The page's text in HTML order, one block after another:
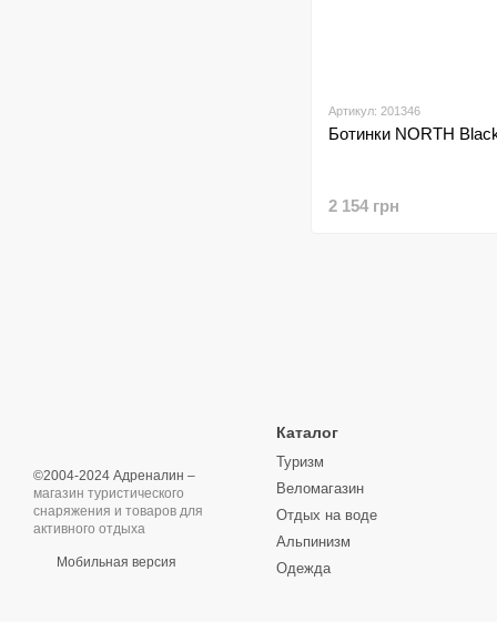
Артикул: 201346
Ботинки NORTH
2 154 грн
©2004-2024 Адреналин –
магазин туристического
снаряжения и товаров для
активного отдыха
Мобильная версия
Каталог
Туризм
Веломагазин
Отдых на воде
Альпинизм
Одежда